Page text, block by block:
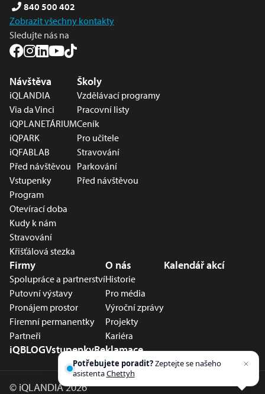
840 500 402
Zobrazit všechny kontakty
Sledujte nás na
Nabídka v zápatí
Návštěva
iQLANDIA
Via da Vinci
iQPLANETÁRIUM
iQPARK
iQFABLAB
Před návštěvou
Vstupenky
Program
Otevírací doba
Kudy k nám
Stravování
Křišťálová stezka
Školy
Vzdělávací programy
Pracovní listy
Ceník
Pro učitele
Stravování
Parkování
Před návštěvou
Firmy
Spolupráce a partnerství
Putovní výstavy
Pronájem prostor
Firemní permanentky
Partneři
O nás
Historie
Pro média
Výroční zprávy
Projekty
Kariéra
Kalendář akcí
iQBLOGVstupenkyReklamace
© iQLANDIA 2026
Potřebujete poradit?Zeptejte se našeho
asistentaChettyho